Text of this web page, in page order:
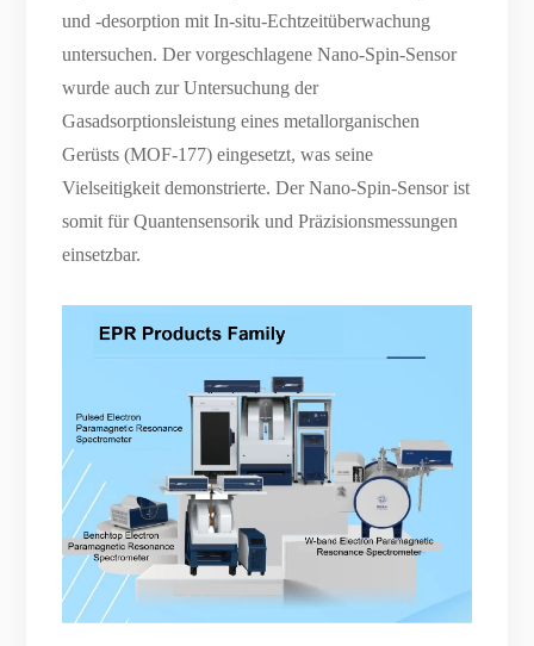
und -desorption mit In-situ-Echtzeitüberwachung
untersuchen. Der vorgeschlagene Nano-Spin-Sensor
wurde auch zur Untersuchung der
Gasadsorptionsleistung eines metallorganischen
Gerüsts (MOF-177) eingesetzt, was seine
Vielseitigkeit demonstrierte. Der Nano-Spin-Sensor ist
somit für Quantensensorik und Präzisionsmessungen
einsetzbar.